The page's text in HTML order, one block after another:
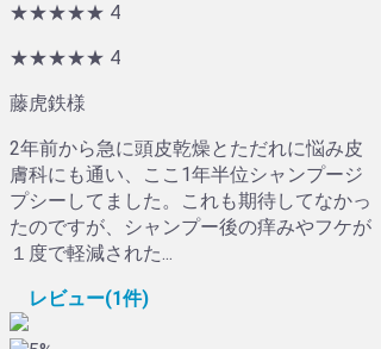
★★★★★ 4
★★★★★ 4
藤虎鉄様
2年前から急に頭皮乾燥とただれに悩み皮
膚科にも通い、ここ1年半位シャンプージ
プシーしてました。これも期待してなかっ
たのですが、シャンプー後の痒みやフケが
１度で軽減された...
レビュー(1件)